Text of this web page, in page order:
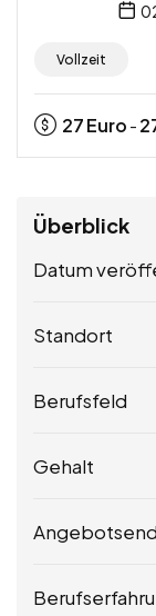
Vollzeit
27Euro -
Überblick
Datum
Standort
Berufsfeld
Gehalt